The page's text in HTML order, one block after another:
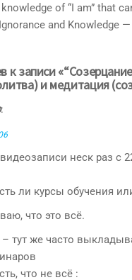
of “I am” that
and Knowledge
к записи
и медитация
:
неск раз с
ли курсы обучения
что это всё.
тут же часто
что не всё :